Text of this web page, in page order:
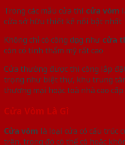
Trong các mẫu cửa thì cửa vòm
cửa sở hữu thiết kế nổi bật nhất
Không chỉ có công dụng như cửa
còn có tính thẩm mỹ rất cao
Cửa thường được thi công lắp
trọng như biệt thự, khu trung
thương mại hoặc toà nhà cao cấp
Cửa Vòm Là Gì
Cửa vòm là loại cửa có cấu trúc
trên, trong đó có thể có hoặc